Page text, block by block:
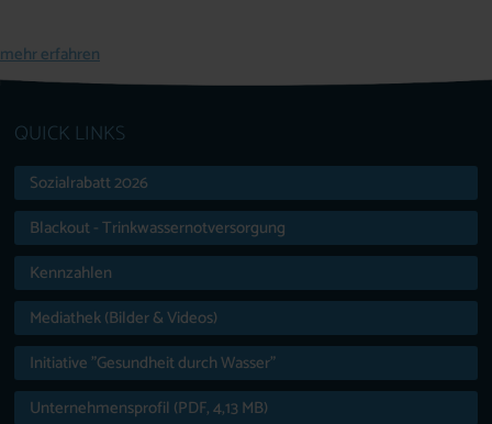
mehr erfahren
QUICK LINKS
Sozialrabatt 2026
Blackout - Trinkwassernotversorgung
Kennzahlen
Mediathek (Bilder & Videos)
Initiative "Gesundheit durch Wasser"
Unternehmensprofil (PDF, 4,13 MB)